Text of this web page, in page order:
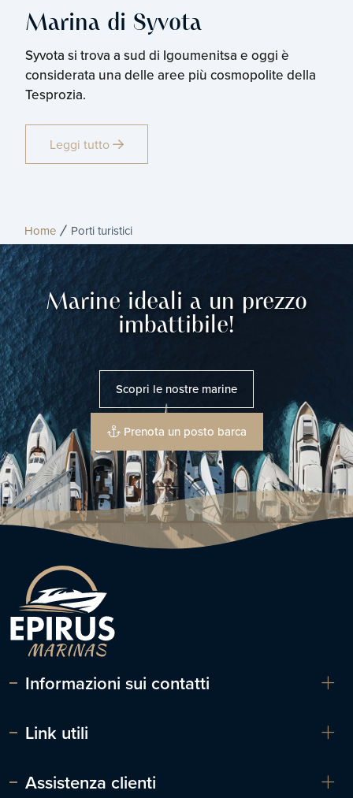
Marina di Syvota
Syvota si trova a sud di Igoumenitsa e oggi è
considerata una delle aree più cosmopolite della
Tesprozia.
Leggi tutto
Home Porti turistici
Marine ideali a un prezzo
imbattibile!
Scopri le nostre marine
Prenota un posto barca
Informazioni sui contatti
Link utili
Assistenza clienti